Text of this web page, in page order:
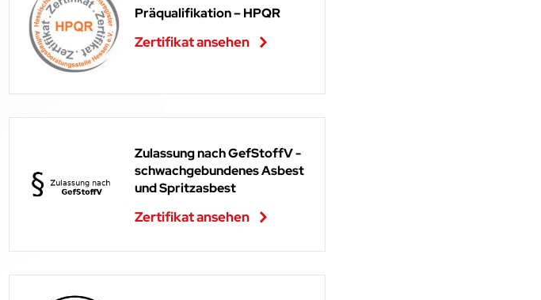
Präqualifikation – HPQR
Zertifikat ansehen
Zulassung nach GefStoffV -
schwachgebundenes Asbest
und Spritzasbest
Zertifikat ansehen